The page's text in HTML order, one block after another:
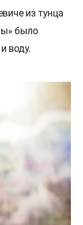
из тунца
было
воду.